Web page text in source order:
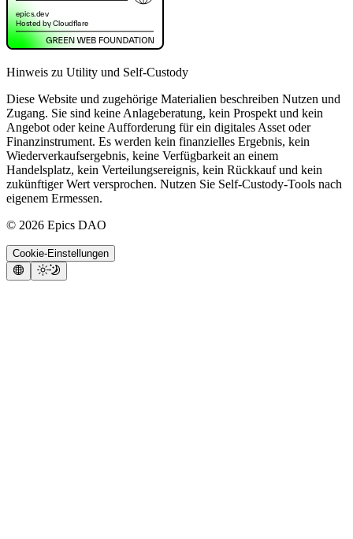
Hinweis zu Utility und Self-Custody
Diese Website und zugehörige Materialien beschreiben Nutzen und
Zugang. Sie sind keine Anlageberatung, kein Prospekt und kein
Angebot oder keine Aufforderung für ein digitales Asset oder
Finanzinstrument. Es werden kein finanzielles Ergebnis, kein
Wiederverkaufsergebnis, keine Verfügbarkeit an einem
Handelsplatz, kein Verteilungsereignis, kein Rückkauf und kein
zukünftiger Wert versprochen. Nutzen Sie Self-Custody-Tools nach
eigenem Ermessen.
© 2026 Epics DAO
Cookie-Einstellungen